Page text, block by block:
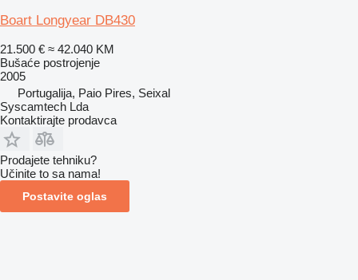
Boart Longyear DB430
21.500 € ≈ 42.040 KM
Bušaće postrojenje
2005
Portugalija, Paio Pires, Seixal
Syscamtech Lda
Kontaktirajte prodavca
Prodajete tehniku?
Učinite to sa nama!
Postavite oglas